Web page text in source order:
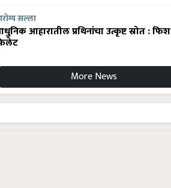
सल्ला
आहारातील प्रथिनांचा उत्कृष्ट स्रोत : फिश
More News